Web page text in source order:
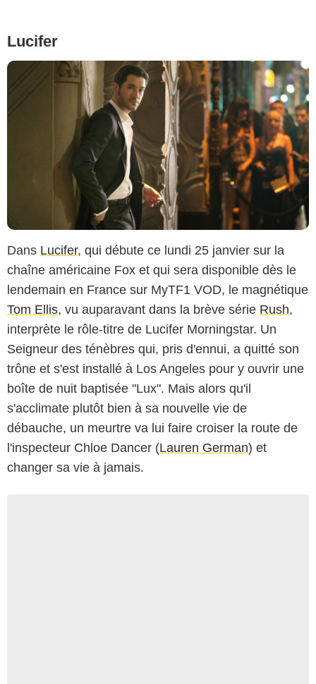
Lucifer
Dans Lucifer, qui débute ce lundi 25 janvier sur la
chaîne américaine Fox et qui sera disponible dès le
lendemain en France sur MyTF1 VOD, le magnétique
Tom Ellis, vu auparavant dans la brève série Rush,
interprète le rôle-titre de Lucifer Morningstar. Un
Seigneur des ténèbres qui, pris d'ennui, a quitté son
trône et s'est installé à Los Angeles pour y ouvrir une
boîte de nuit baptisée "Lux". Mais alors qu'il
s'acclimate plutôt bien à sa nouvelle vie de
débauche, un meurtre va lui faire croiser la route de
l'inspecteur Chloe Dancer (Lauren German) et
changer sa vie à jamais.